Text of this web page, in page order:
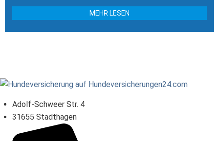
MEHR LESEN
Adolf-Schweer Str. 4
31655 Stadthagen